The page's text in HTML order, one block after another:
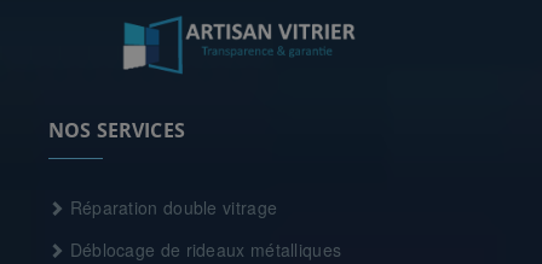
NOS SERVICES
Réparation double vitrage
Déblocage de rideaux métalliques